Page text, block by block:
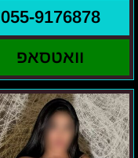
055-9176878
וואטסאפ
קירה
במרכז